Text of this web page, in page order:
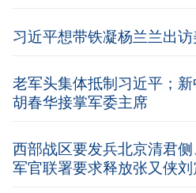
习近平想带铁凝杨兰兰出访
老军头集体抵制习近平；新
胡春华接掌军委主席
西部战区要发兵北京清君
军官联署要求释放张又侠刘